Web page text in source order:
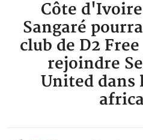
Côte
Sangaré
club de D2
rejoindre
United